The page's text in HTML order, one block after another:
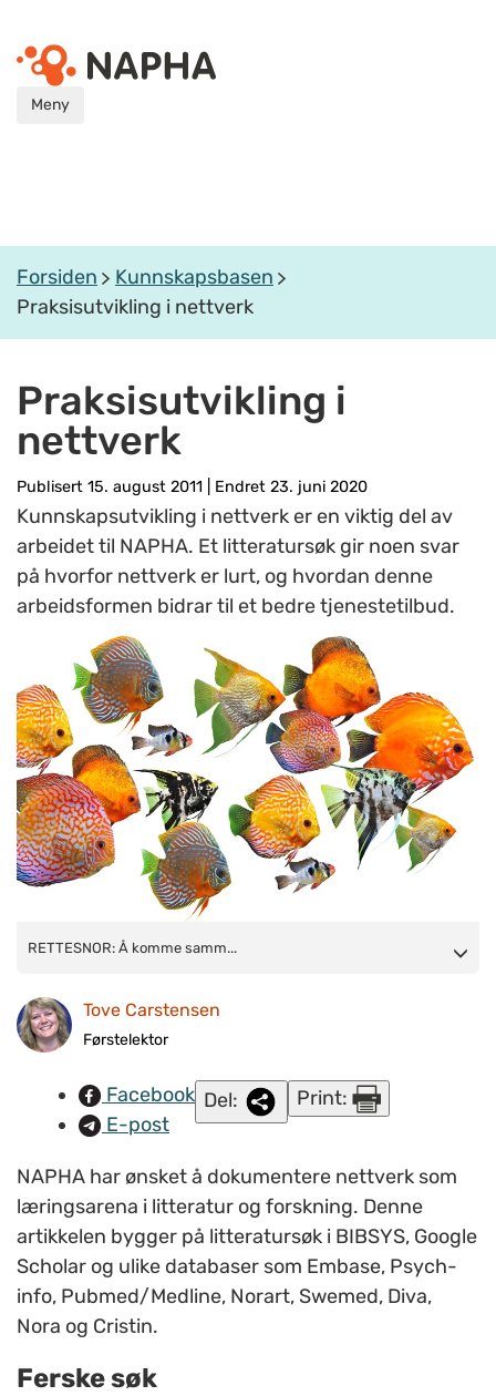
Meny
Forsiden
Kunnskapsbasen
Praksisutvikling i nettverk
Praksisutvikling i
nettverk
Publisert 15. august 2011 Endret 23. juni 2020
Kunnskapsutvikling i nettverk er en viktig del av
arbeidet til NAPHA. Et litteratursøk gir noen svar
på hvorfor nettverk er lurt, og hvordan denne
arbeidsformen bidrar til et bedre tjenestetilbud.
RETTESNOR: Å komme sammen er begynnelsen. Å holde
Ford,1863-1947). (ill.foto.www.colourbox.com
RETTESNOR: Å komme samm...
Tove Carstensen
Førstelektor
Facebook
E-post
Del: Print:
NAPHA har ønsket å dokumentere nettverk som
læringsarena i litteratur og forskning. Denne
artikkelen bygger på litteratursøk i BIBSYS, Google
Scholar og ulike databaser som Embase, Psych-
info, Pubmed/Medline, Norart, Swemed, Diva,
Nora og Cristin.
Ferske søk